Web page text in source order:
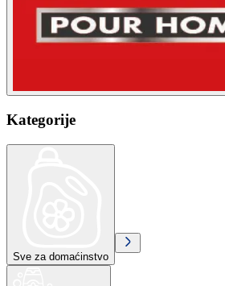
Kategorije
Sve za domaćinstvo